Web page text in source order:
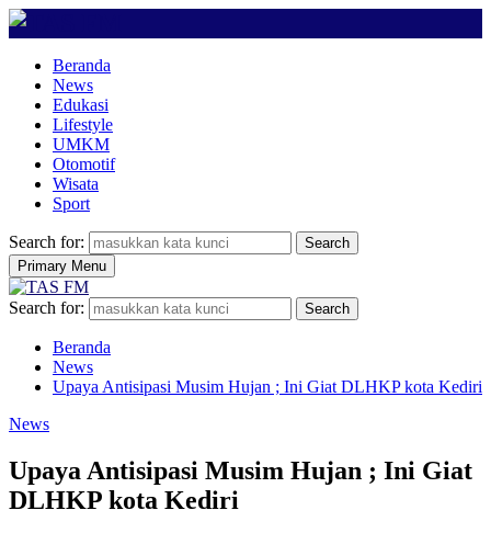
Beranda
News
Edukasi
Lifestyle
UMKM
Otomotif
Wisata
Sport
Search for:
Search
Primary Menu
Search for: Search
Beranda
News
Upaya Antisipasi Musim Hujan ; Ini Giat DLHKP kota Kediri
News
Upaya Antisipasi Musim Hujan ; Ini Giat
DLHKP kota Kediri